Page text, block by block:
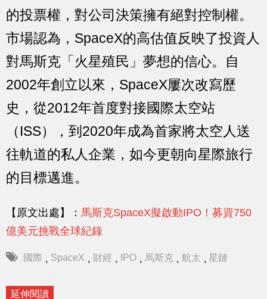
的投票權，對公司決策擁有絕對控制權。
市場認為，SpaceX的高估值反映了投資人
對馬斯克「火星殖民」夢想的信心。自
2002年創立以來，SpaceX屢次改寫歷
史，從2012年首度對接國際太空站
（ISS），到2020年成為首家將太空人送
往軌道的私人企業，如今更朝向星際旅行
的目標邁進。
【原文出處】： 馬斯克SpaceX擬啟動IPO！募資750
億美元挑戰全球紀錄
國際 , SpaceX , 財經 , IPO , 馬斯克 , 航太 , 星鏈
延伸閱讀